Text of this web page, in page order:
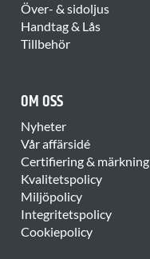
Över- & sidoljus
Handtag & Lås
Tillbehör
OM OSS
Nyheter
Vår affärsidé
Certifiering & märkning
Kvalitetspolicy
Miljöpolicy
Integritetspolicy
Cookiepolicy